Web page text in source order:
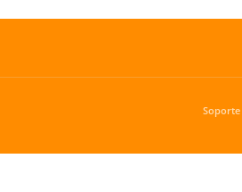
Soporte